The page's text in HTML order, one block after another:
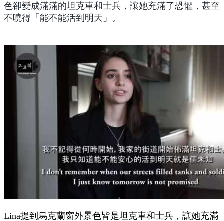
色卻變成滿滿的坦克車和士兵，讓她充滿了恐懼，甚至
不曉得「能不能活到明天」。
Lina提到烏克蘭窗外景色皆是坦克車和士兵，讓她充滿